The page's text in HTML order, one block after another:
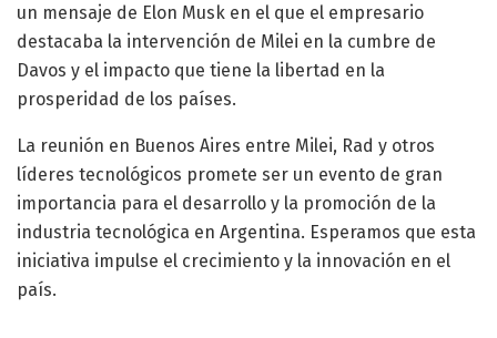
un mensaje de Elon Musk en el que el empresario
destacaba la intervención de Milei en la cumbre de
Davos y el impacto que tiene la libertad en la
prosperidad de los países.
La reunión en Buenos Aires entre Milei, Rad y otros
líderes tecnológicos promete ser un evento de gran
importancia para el desarrollo y la promoción de la
industria tecnológica en Argentina. Esperamos que esta
iniciativa impulse el crecimiento y la innovación en el
país.